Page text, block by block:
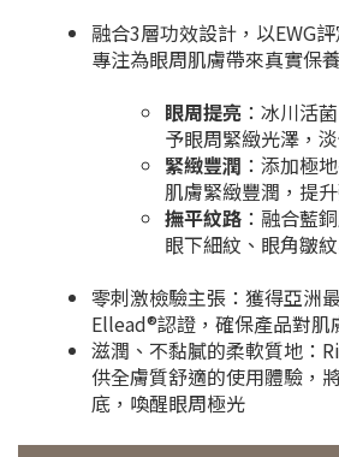
融合3層功效設計，以EWG
專注為眼周肌膚帶來真實保養
眼周提亮 ：冰川活
予眼周緊緻光澤，
緊緻豐潤 ：添加極
肌膚緊緻豐潤，提
撫平紋路 ：融合藍
眼下細紋、眼角皺
零刺激檢驗主張：獲得亞洲
Ellead®認證，確保產品對肌
滋潤、不黏膩的柔軟質地：
供全膚質舒適的使用體驗，
底，喚醒眼周極光